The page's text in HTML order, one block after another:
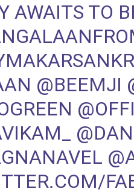
AWAITS TO
@BEEMJI